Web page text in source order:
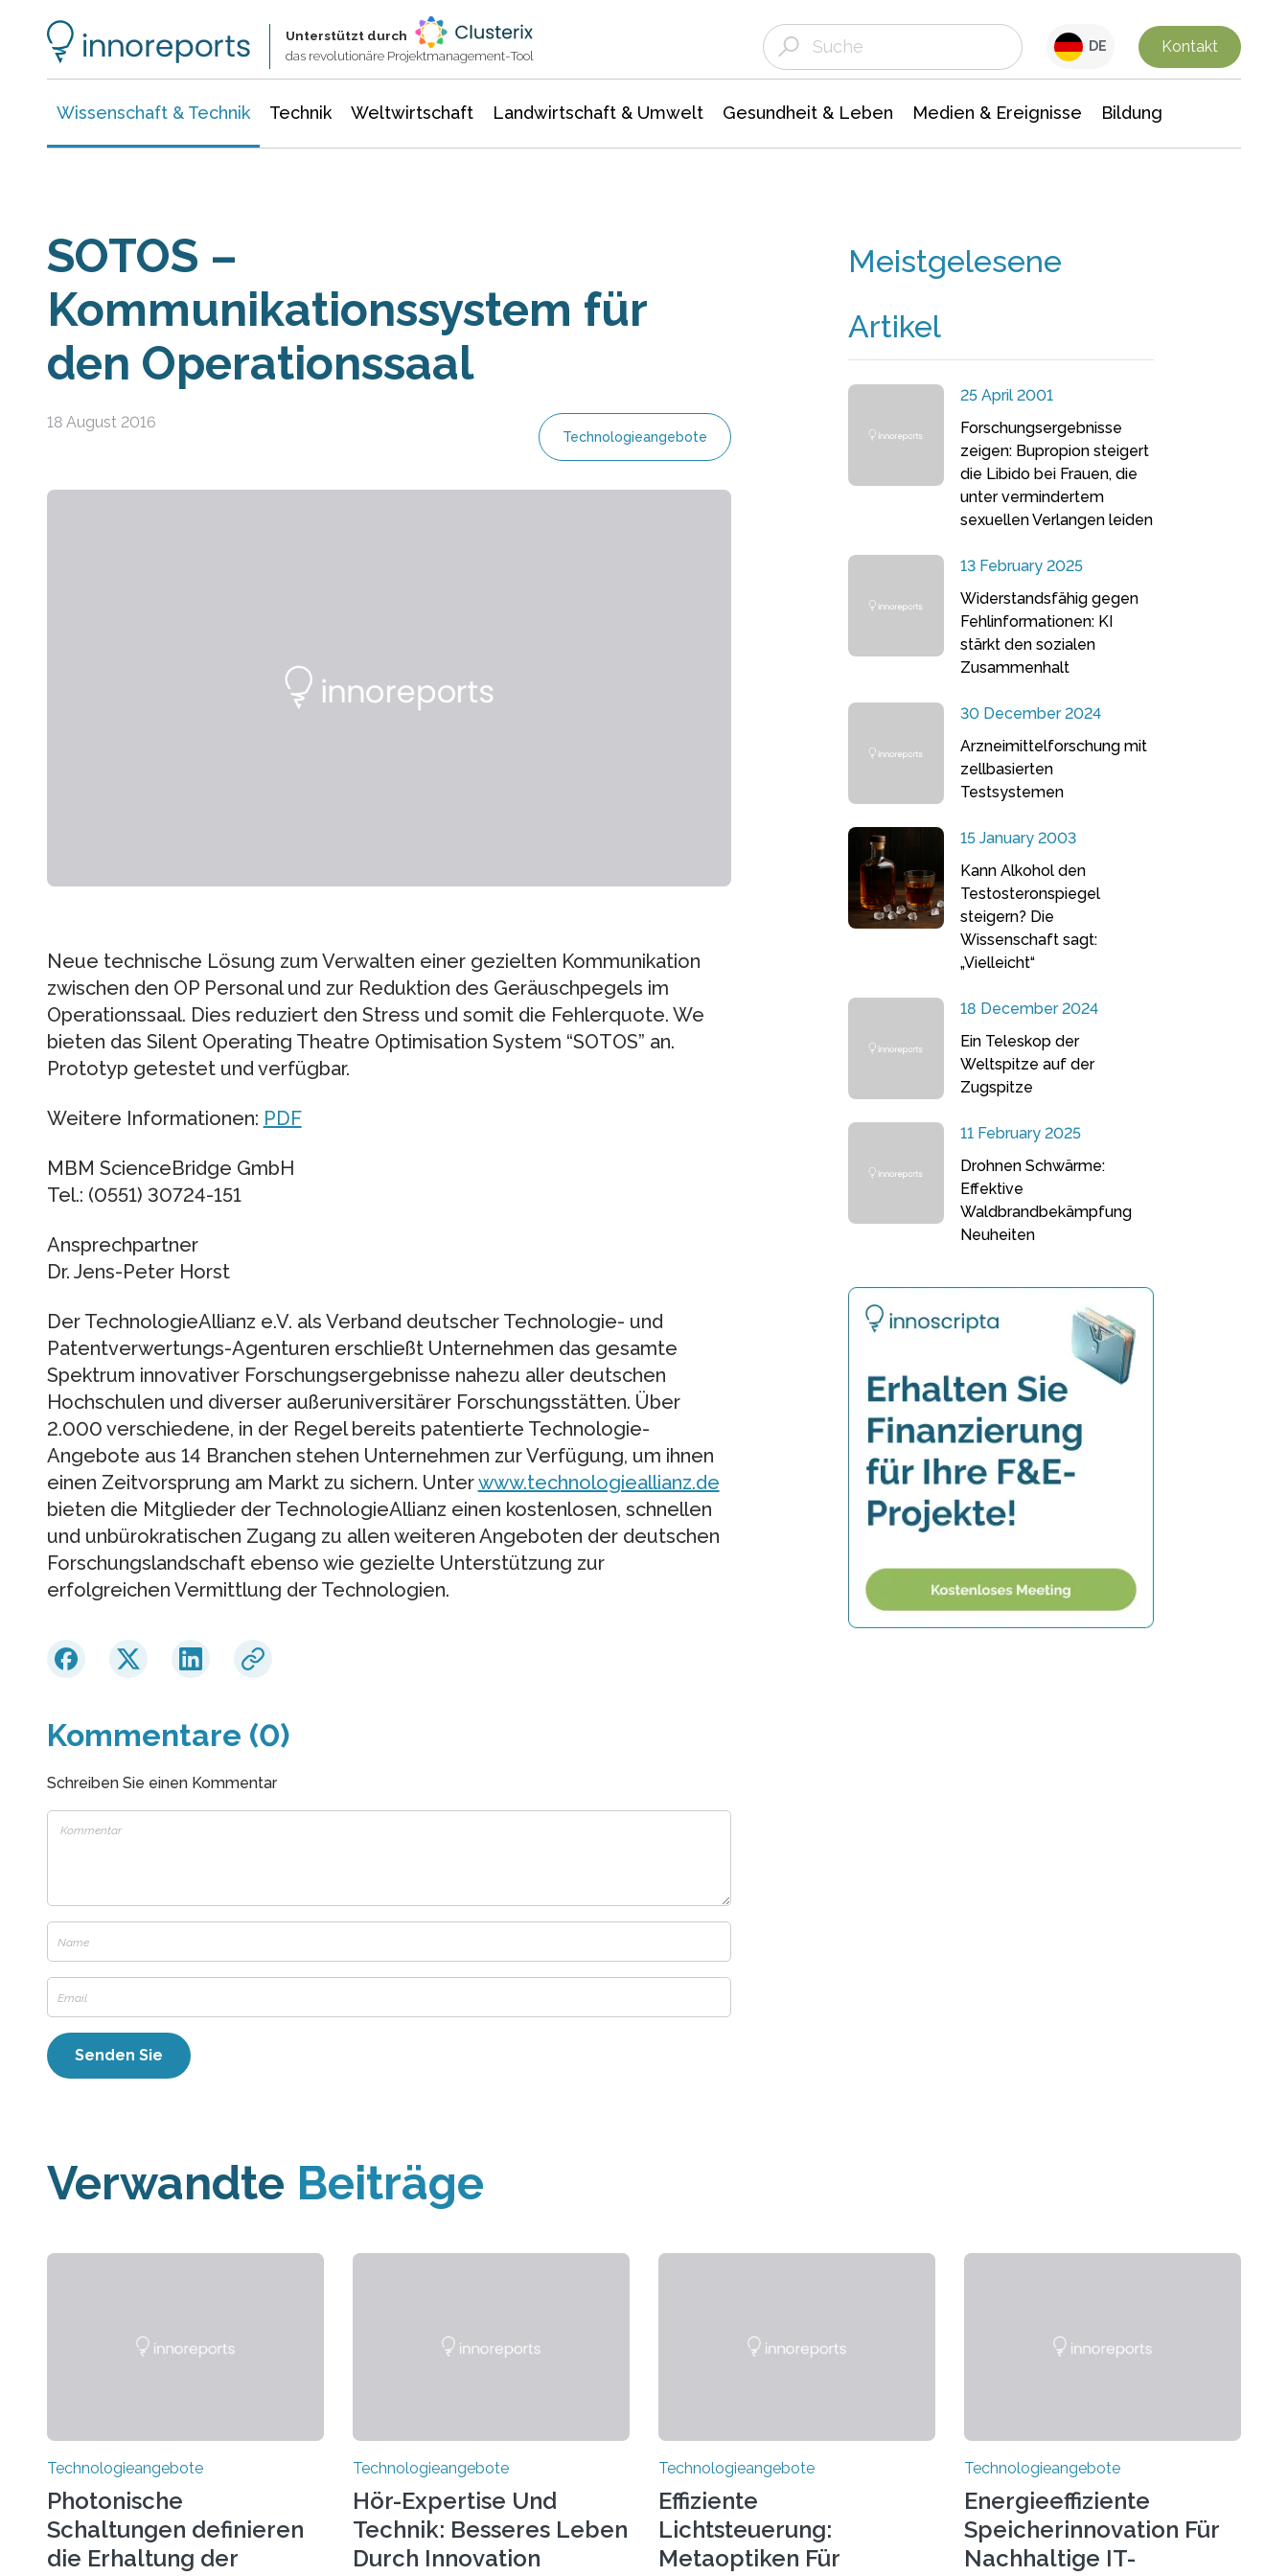
Unterstützt durch
das revolutionäre Projektmanagement-Tool
DE Kontakt
Wissenschaft & Technik Technik Weltwirtschaft Landwirtschaft & Umwelt Gesundheit & Leben Medien & Ereignisse Bildung
SOTOS –
Kommunikationssystem für
den Operationssaal
18 August 2016
Technologieangebote
Neue technische Lösung zum Verwalten einer gezielten Kommunikation
zwischen den OP Personal und zur Reduktion des Geräuschpegels im
Operationssaal. Dies reduziert den Stress und somit die Fehlerquote. We
bieten das Silent Operating Theatre Optimisation System “SOTOS” an.
Prototyp getestet und verfügbar.
Weitere Informationen: PDF
MBM ScienceBridge GmbH
Tel.: (0551) 30724-151
Ansprechpartner
Dr. Jens-Peter Horst
Der TechnologieAllianz e.V. als Verband deutscher Technologie- und
Patentverwertungs-Agenturen erschließt Unternehmen das gesamte
Spektrum innovativer Forschungsergebnisse nahezu aller deutschen
Hochschulen und diverser außeruniversitärer Forschungsstätten. Über
2.000 verschiedene, in der Regel bereits patentierte Technologie-
Angebote aus 14 Branchen stehen Unternehmen zur Verfügung, um ihnen
einen Zeitvorsprung am Markt zu sichern. Unterwww.technologieallianz.de
bieten die Mitglieder der TechnologieAllianz einen kostenlosen, schnellen
und unbürokratischen Zugang zu allen weiteren Angeboten der deutschen
Forschungslandschaft ebenso wie gezielte Unterstützung zur
erfolgreichen Vermittlung der Technologien.
Kommentare (0)
Schreiben Sie einen Kommentar
Meistgelesene
Artikel
25 April 2001
Forschungsergebnisse
zeigen: Bupropion steigert
die Libido bei Frauen, die
unter vermindertem
sexuellen Verlangen leiden
13 February 2025
Widerstandsfähig gegen
Fehlinformationen: KI
stärkt den sozialen
Zusammenhalt
30 December 2024
Arzneimittelforschung mit
zellbasierten
Testsystemen
15 January 2003
Kann Alkohol den
Testosteronspiegel
steigern? Die
Wissenschaft sagt:
„Vielleicht“
18 December 2024
Ein Teleskop der
Weltspitze auf der
Zugspitze
11 February 2025
Drohnen Schwärme:
Effektive
Waldbrandbekämpfung
Neuheiten
Verwandte Beiträge
Technologieangebote
Photonische
Schaltungen definieren
die Erhaltung der
Technologieangebote
Hör-Expertise Und
Technik: Besseres Leben
Durch Innovation
Technologieangebote
Effiziente
Lichtsteuerung:
Metaoptiken Für
Technologieangebote
Energieeffiziente
Speicherinnovation Für
Nachhaltige IT-